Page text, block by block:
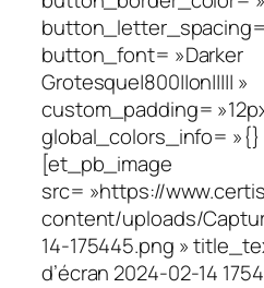
button_letter_spacing=
button_font= »Darker
Grotesque|800||on||||| »
custom_padding=
global_colors_info=
[et_pb_image
src= »https://
content/uploads/
14-175445.png »
d’écran 2024-02-14